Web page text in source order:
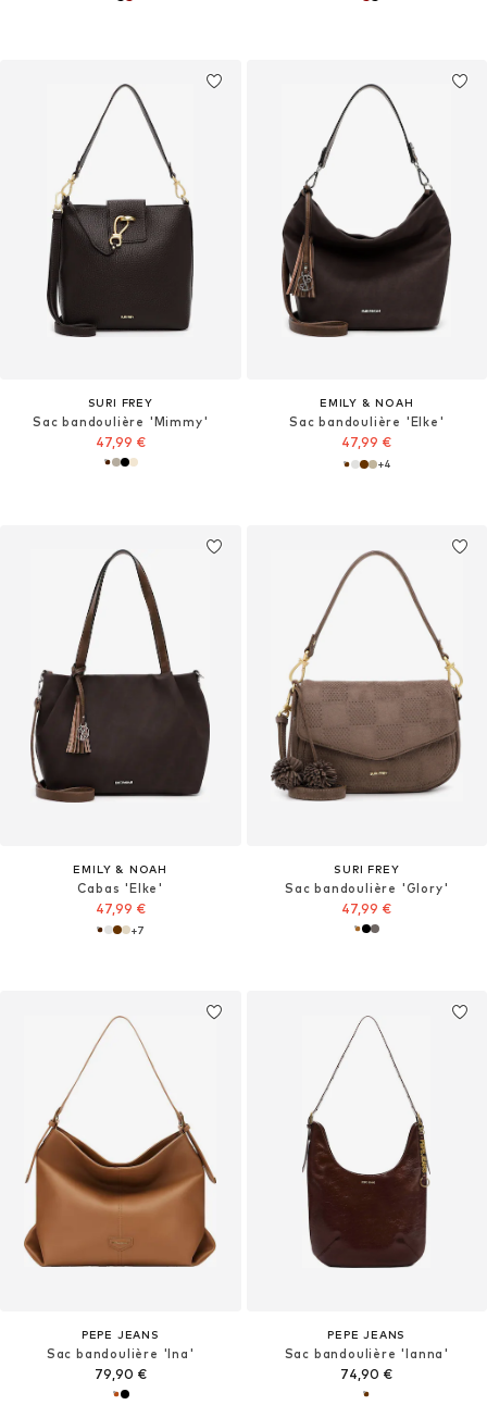
SURI FREY
Sac bandoulière 'Mimmy'
47,99 €
EMILY & NOAH
Sac bandoulière 'Elke'
47,99 €
+4
EMILY & NOAH
Cabas 'Elke'
47,99 €
+7
SURI FREY
Sac bandoulière 'Glory'
47,99 €
PEPE JEANS
Sac bandoulière 'Ina'
79,90 €
PEPE JEANS
Sac bandoulière 'Ianna'
74,90 €